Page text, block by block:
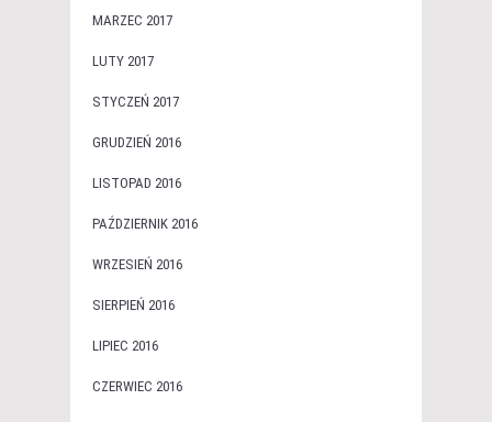
MARZEC 2017
LUTY 2017
STYCZEŃ 2017
GRUDZIEŃ 2016
LISTOPAD 2016
PAŹDZIERNIK 2016
WRZESIEŃ 2016
SIERPIEŃ 2016
LIPIEC 2016
CZERWIEC 2016